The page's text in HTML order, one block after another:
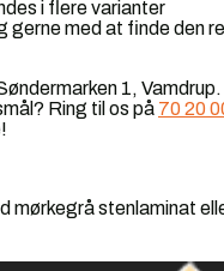
i flere varianter
gerne med at finde den
1, Vamdrup.
Ring til os på 70 20
mørkegrå stenlaminat